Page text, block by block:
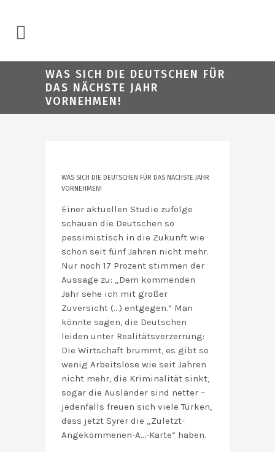
WAS SICH DIE DEUTSCHEN FÜR
DAS NÄCHSTE JAHR
VORNEHMEN!
WAS SICH DIE DEUTSCHEN FÜR DAS NÄCHSTE JAHR
VORNEHMEN!
Einer aktuellen Studie zufolge
schauen die Deutschen so
pessimistisch in die Zukunft wie
schon seit fünf Jahren nicht mehr.
Nur noch 17 Prozent stimmen der
Aussage zu: „Dem kommenden
Jahr sehe ich mit großer
Zuversicht (…) entgegen.“ Man
könnte sagen, die Deutschen
leiden unter Realitätsverzerrung:
Die Wirtschaft brummt, es gibt so
wenig Arbeitslose wie seit Jahren
nicht mehr, die Kriminalität sinkt,
sogar die Ausländer sind netter –
jedenfalls freuen sich viele Türken,
dass jetzt Syrer die „Zuletzt-
Angekommenen-A…-Karte“ haben.